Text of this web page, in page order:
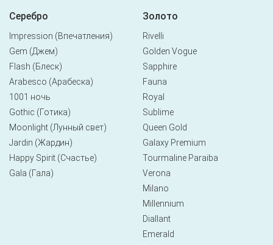
Серебро
Impression (Впечатления)
Gem (Джем)
Flash (Блеск)
Arabesco (Арабеска)
1001 ночь
Gothic (Готика)
Moonlight (Лунный свет)
Jardin (Жардин)
Happy Spirit (Счастье)
Gala (Гала)
Золото
Rivelli
Golden Vogue
Sapphire
Fauna
Royal
Sublime
Queen Gold
Galaxy Premium
Tourmaline Paraiba
Verona
Milano
Millennium
Diallant
Emerald